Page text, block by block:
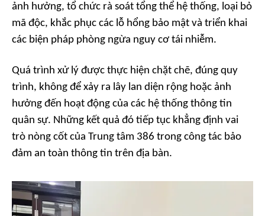
ảnh hưởng, tổ chức rà soát tổng thể hệ thống, loại bỏ
mã độc, khắc phục các lỗ hổng bảo mật và triển khai
các biện pháp phòng ngừa nguy cơ tái nhiễm.
Quá trình xử lý được thực hiện chặt chẽ, đúng quy
trình, không để xảy ra lây lan diện rộng hoặc ảnh
hưởng đến hoạt động của các hệ thống thông tin
quân sự. Những kết quả đó tiếp tục khẳng định vai
trò nòng cốt của Trung tâm 386 trong công tác bảo
đảm an toàn thông tin trên địa bàn.